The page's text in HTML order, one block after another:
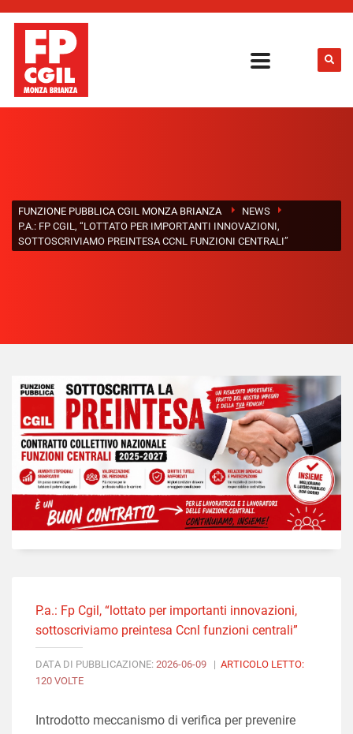
FUNZIONE PUBBLICA CGIL MONZA BRIANZA
NEWS
P.A.: FP CGIL, “LOTTATO PER IMPORTANTI INNOVAZIONI,
SOTTOSCRIVIAMO PREINTESA CCNL FUNZIONI CENTRALI”
P.a.: Fp Cgil, “lottato per importanti innovazioni,
sottoscriviamo preintesa Ccnl funzioni centrali”
DATA DI PUBBLICAZIONE: 2026-06-09 | ARTICOLO LETTO:
120 VOLTE
Introdotto meccanismo di verifica per prevenire